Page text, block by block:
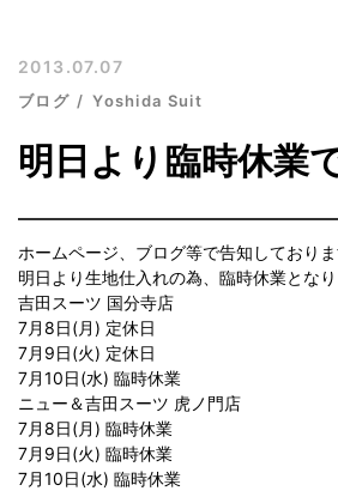
2013.07.07
ブログ Yoshida Suit
明日より臨時休業
ホームページ、ブログ等で告知しており
明日より生地仕入れの為、臨時休業となり
吉田スーツ 国分寺店
7月8日(月) 定休日
7月9日(火) 定休日
7月10日(水) 臨時休業
ニュー＆吉田スーツ 虎ノ門店
7月8日(月) 臨時休業
7月9日(火) 臨時休業
7月10日(水) 臨時休業